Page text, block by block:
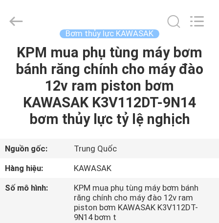
NHÀ
PHẨM
HƯỚNG
DẪN
VR
Construction
Reserved.
Bơm thủy lực KAWASAK
KPM mua phụ tùng máy bơm
bánh răng chính cho máy đào
12v ram piston bơm
KAWASAK K3V112DT-9N14
bơm thủy lực tỷ lệ nghịch
Nguồn gốc:
Trung Quốc
Hàng hiệu:
KAWASAK
Số mô hình:
KPM mua phụ tùng máy bơm bánh
răng chính cho máy đào 12v ram
piston bơm KAWASAK K3V112DT-
9N14 bơm t